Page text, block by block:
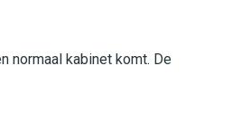
normaal kabinet komt. De